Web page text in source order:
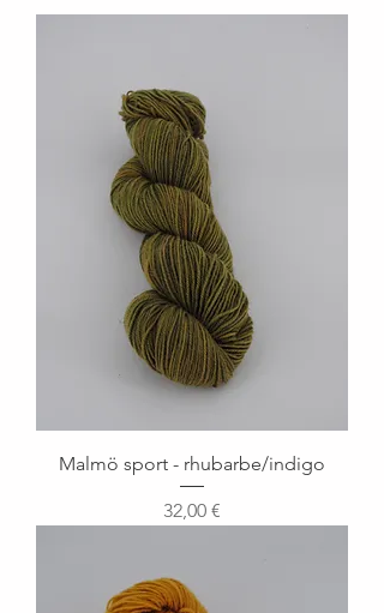
Malmö sport - rhubarbe/indigo
Prix
32,00 €